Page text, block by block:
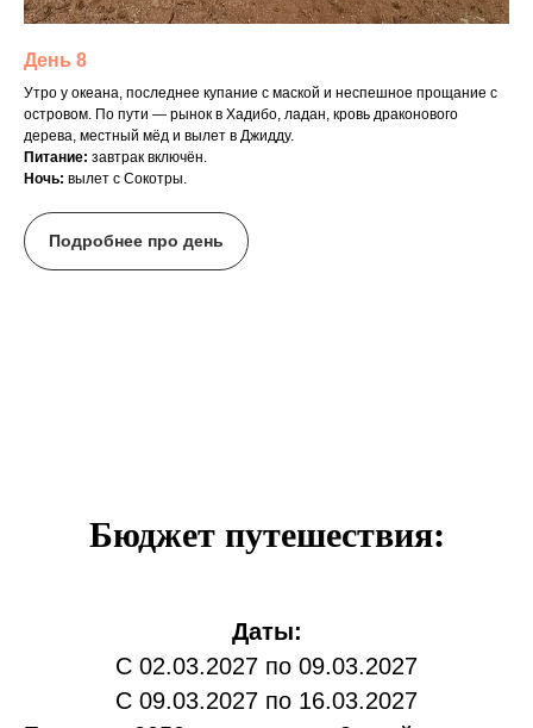
День 8
Утро у океана, последнее купание с маской и неспешное прощание с
островом. По пути — рынок в Хадибо, ладан, кровь драконового
дерева, местный мёд и вылет в Джидду.
Питание: завтрак включён.
Ночь: вылет с Сокотры.
Подробнее про день
Бюджет путешествия:
Даты:
С 02.03.2027 по 09.03.2027
С 09.03.2027 по 16.03.2027